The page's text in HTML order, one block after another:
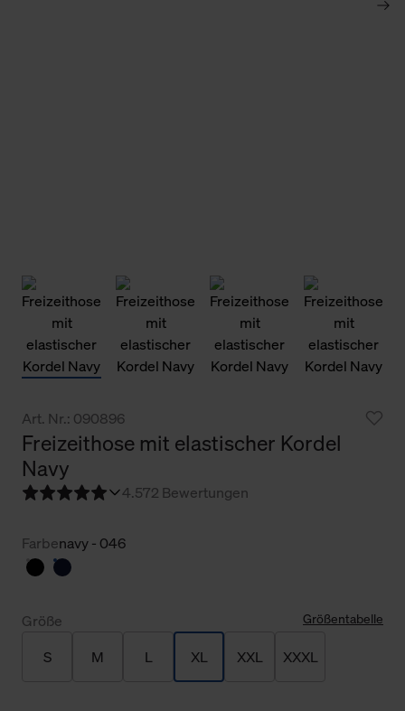
Art. Nr.: 090896
Freizeithose mit elastischer Kordel
Navy
4.572 Bewertungen
Farbenavy - 046
Größe Größentabelle
S M L XL XXL XXXL